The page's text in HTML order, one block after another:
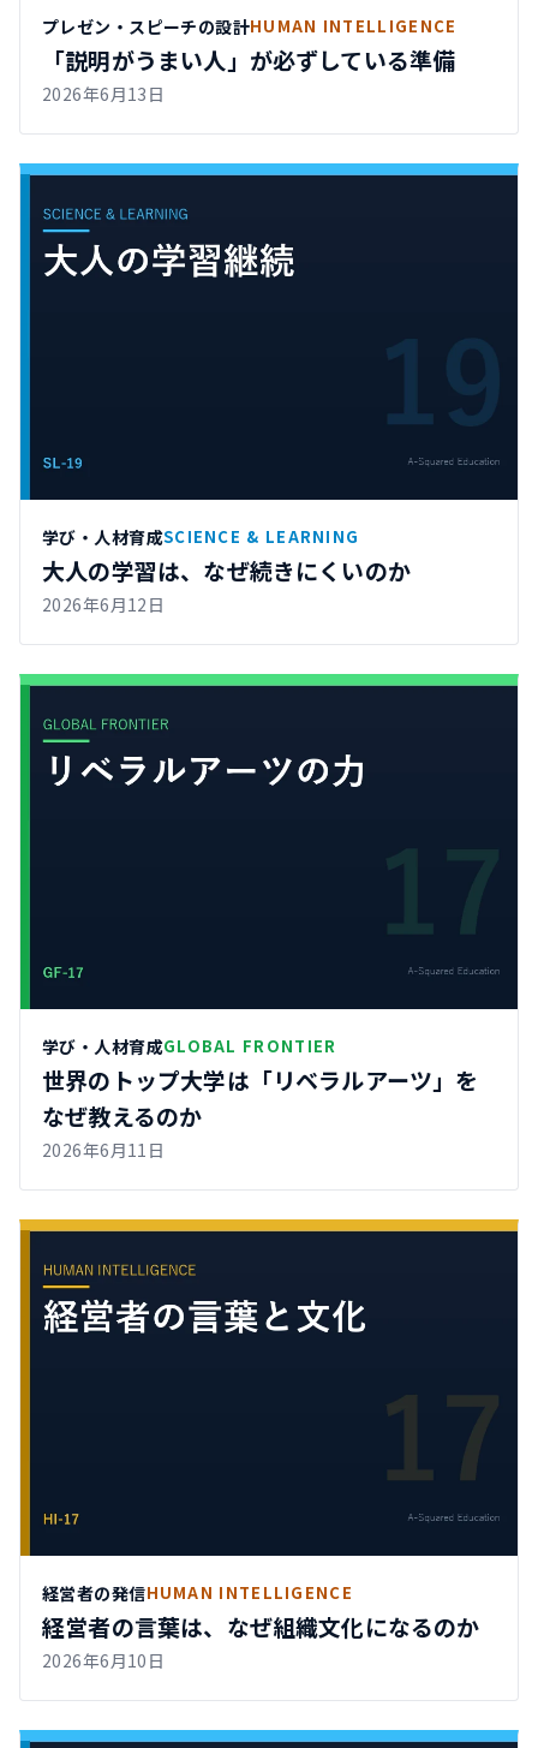
プレゼン・スピーチの設計HUMAN INTELLIGENCE
「説明がうまい人」が必ずしている準備
2026年6月13日
学び・人材育成SCIENCE & LEARNING
大人の学習は、なぜ続きにくいのか
2026年6月12日
学び・人材育成GLOBAL FRONTIER
世界のトップ大学は「リベラルアーツ」を
なぜ教えるのか
2026年6月11日
経営者の発信HUMAN INTELLIGENCE
経営者の言葉は、なぜ組織文化になるのか
2026年6月10日